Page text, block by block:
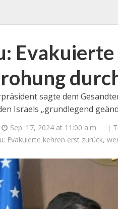
sagte dem
Israels „grundlegend
Sep. 17, 2024 at 11:00 a.m. |
Evakuierte kehren erst zurück,